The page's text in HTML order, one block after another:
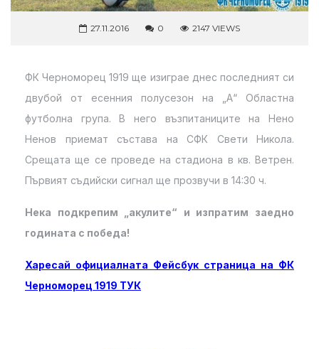
27.11.2016 0 2147 VIEWS
ФК Черноморец 1919 ще изиграе днес последният си
двубой от есенния полусезон на „А“ Областна
футболна група. В него възпитаниците на Нено
Ненов приемат състава на СФК Свети Никола.
Срещата ще се проведе на стадиона в кв. Ветрен.
Първият съдийски сигнал ще прозвучи в 14:30 ч.
Нека подкрепим „акулите“ и изпратим заедно
годината с победа!
Харесай официалната Фейсбук страница на ФК
Черноморец 1919 ТУК